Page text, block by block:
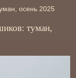
осень 2025
туман,